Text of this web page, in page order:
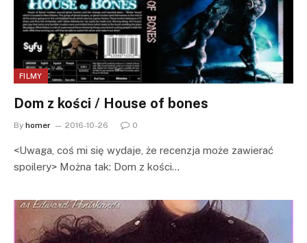
FILMY
Dom z kości / House of bones
By homer 2016-10-26 0
<Uwaga, coś mi się wydaje, że recenzja może zawierać
spoilery> Można tak: Dom z kości…